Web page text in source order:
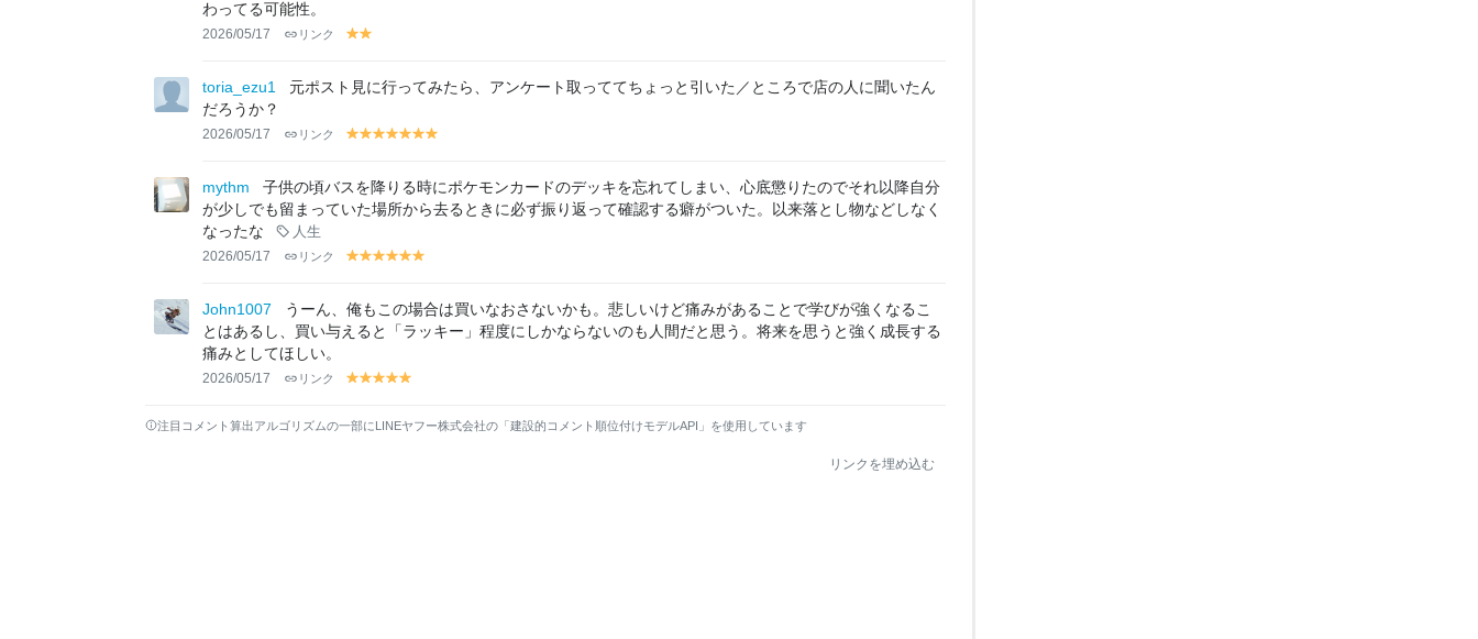
わってる可能性。
2026/05/17 リンク
y
lolo
toria_ezu1
元ポスト見に行ってみたら、アンケート取っててちょっと引いた／ところで店の人に聞いたん
だろうか？
2026/05/17 リンク
y
lo
w
y
lo
w
y
lo
w
y
lo
w
y
lo
w
y
lo
w
lo
w
mythm
子供の頃バスを降りる時にポケモンカードのデッキを忘れてしまい、心底懲りたのでそれ以降自分
が少しでも留まっていた場所から去るときに必ず振り返って確認する癖がついた。以来落とし物などしなく
なったな
人生
2026/05/17 リンク
y
lo
w
y
lo
w
y
lo
w
y
lo
w
y
lo
w
lo
w
John1007
うーん、俺もこの場合は買いなおさないかも。悲しいけど痛みがあることで学びが強くなるこ
とはあるし、買い与えると「ラッキー」程度にしかならないのも人間だと思う。将来を思うと強く成長する
痛みとしてほしい。
2026/05/17 リンク
y
lo
y
lo
y
lo
y
lolo
注目コメント算出アルゴリズムの一部にLINEヤフー株式会社の「建設的コメント順位付けモデルAPI」を使用しています
リンクを埋め込む